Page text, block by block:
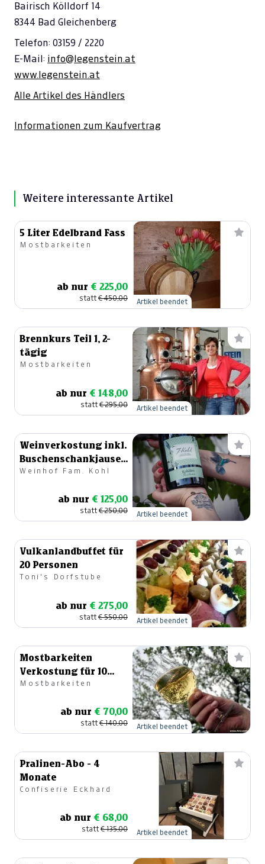
Bairisch Kölldorf 14
8344 Bad Gleichenberg
Telefon: 03159 / 2220
E-Mail: info@legenstein.at
www.legenstein.at
Alle Artikel des Händlers
Informationen zum Kaufvertrag
Weitere interessante Artikel
5 Liter Edelbrand Fass
Mostbarkeiten
ab nur € 225,00
statt€ 450,00 Artikel beendet
Brennkurs Teil 1, 2-
tägig
Mostbarkeiten
ab nur € 148,00
statt€ 295,00 Artikel beendet
Weinverkostung inkl.
Buschenschankjause
für 10 Personen
Weinhof Fam. Kohl
ab nur € 125,00
statt€ 250,00 Artikel beendet
Vulkanlandbuffet für
20 Personen
Toni's Dorfstube
ab nur € 275,00
statt€ 550,00 Artikel beendet
Mostbarkeiten
Verkostung für 10
Personen
Mostbarkeiten
ab nur € 70,00
statt€ 140,00 Artikel beendet
Pralinen-Abo - 4
Monate
Confiserie Eckhard
ab nur € 68,00
statt€ 135,00 Artikel beendet